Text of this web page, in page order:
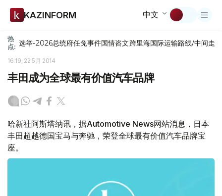
KAZINFORM 中文
热
点: 选举-2026总统府任免事件国情咨文跨里海国际运输路线/中间走廊
16:19, 22 5月 2014
丰田成为全球最有价值汽车品牌
哈新社阿斯塔纳讯，据Automotive News网站消息，日本
丰田超越德国宝马与奔驰，荣登全球最有价值汽车品牌宝
座。